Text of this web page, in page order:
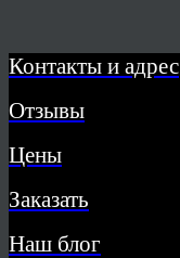
Контакты и адрес
Отзывы
Цены
Заказать
Наш блог